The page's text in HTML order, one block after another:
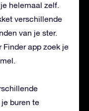
helemaal zelf.
verschillende
van je ster.
Finder app zoek je
buren te